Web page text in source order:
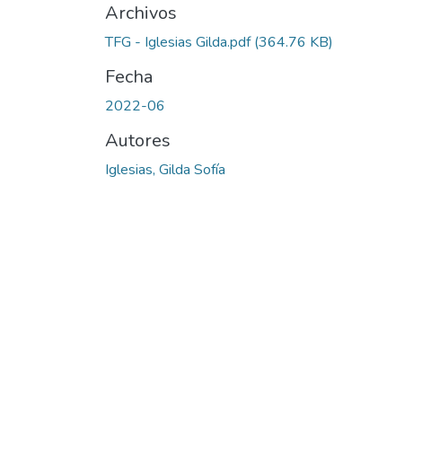
Archivos
TFG - Iglesias Gilda.pdf(364.76 KB)
Fecha
2022-06
Autores
Iglesias, Gilda Sofía